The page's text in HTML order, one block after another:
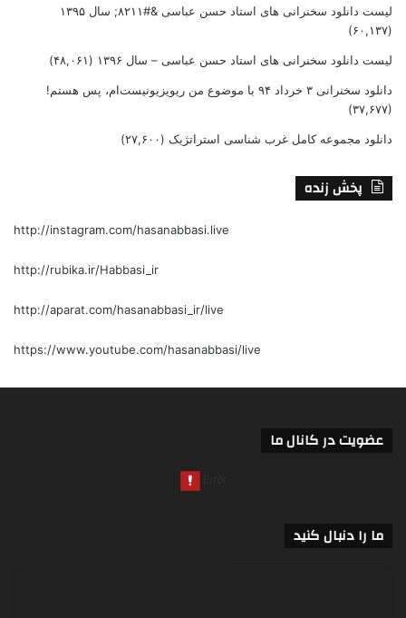
لیست دانلود سخنرانی های استاد حسن عباسی &#۸۲۱۱; سال ۱۳۹۵
(۶۰,۱۳۷)
لیست دانلود سخنرانی های استاد حسن عباسی – سال ۱۳۹۶ (۴۸,۰۶۱)
دانلود سخنرانی ۳ خرداد ۹۴ با موضوع من ریویزیونیست‌ام، پس هستم!
(۳۷,۶۷۷)
دانلود مجموعه کامل غرب شناسی استراتژیک (۲۷,۶۰۰)
پخش زنده
http://instagram.com/hasanabbasi.live
http://rubika.ir/Habbasi_ir
http://aparat.com/hasanabbasi_ir/live
https://www.youtube.com/hasanabbasi/live
عضویت در کانال ما
ما را دنبال کنید